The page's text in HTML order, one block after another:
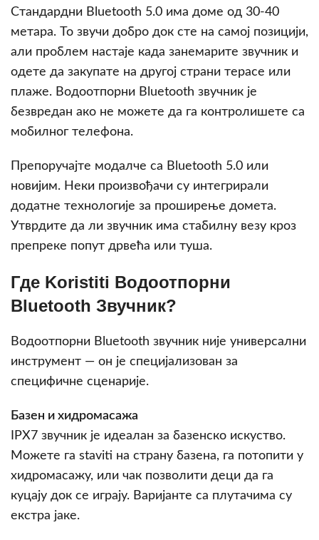
Стандардни Bluetooth 5.0 има доме од 30-40
метара. То звучи добро док сте на самој позицији,
али проблем настаје када занемарите звучник и
одете да закупате на другој страни терасе или
плаже. Водоотпорни Bluetooth звучник је
безвредан ако не можете да га контролишете са
мобилног телефона.
Препоручајте модалче са Bluetooth 5.0 или
новијим. Неки произвођачи су интегрирали
додатне технологије за проширење домета.
Утврдите да ли звучник има стабилну везу кроз
препреке попут дрвећа или туша.
Где Koristiti Водоотпорни
Bluetooth Звучник?
Водоотпорни Bluetooth звучник није универсални
инструмент — он је специјализован за
специфичне сценарије.
Базен и хидромасажа
IPX7 звучник је идеалан за базенско искуство.
Можете га staviti на страну базена, га потопити у
хидромасажу, или чак позволити деци да га
куцају док се играју. Варијанте са плутачима су
екстра јаке.